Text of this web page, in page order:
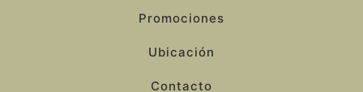
Promociones
Ubicación
Contacto